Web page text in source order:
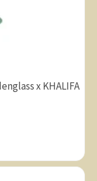
x KHALIFA